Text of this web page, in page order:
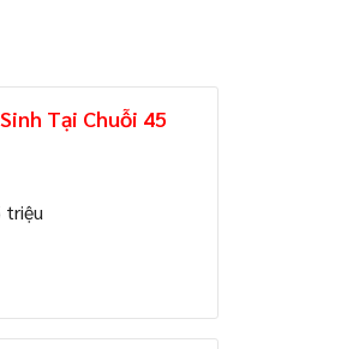
Tại Chuỗi 45
triệu